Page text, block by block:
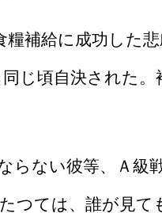
補給に成功した
じ頃自決された
ない彼等、Ａ級
ては、誰が見て